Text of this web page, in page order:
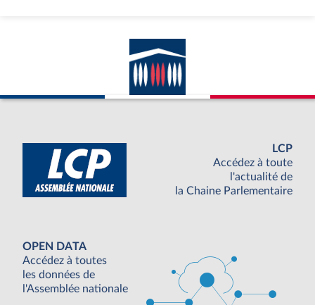
LCP
Accédez à toute
l'actualité de
la Chaine Parlementaire
OPEN DATA
Accédez à toutes
les données de
l'Assemblée nationale